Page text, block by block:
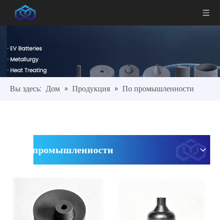
Вы здесь: Дом » Продукция » По промышленности
По промышленности